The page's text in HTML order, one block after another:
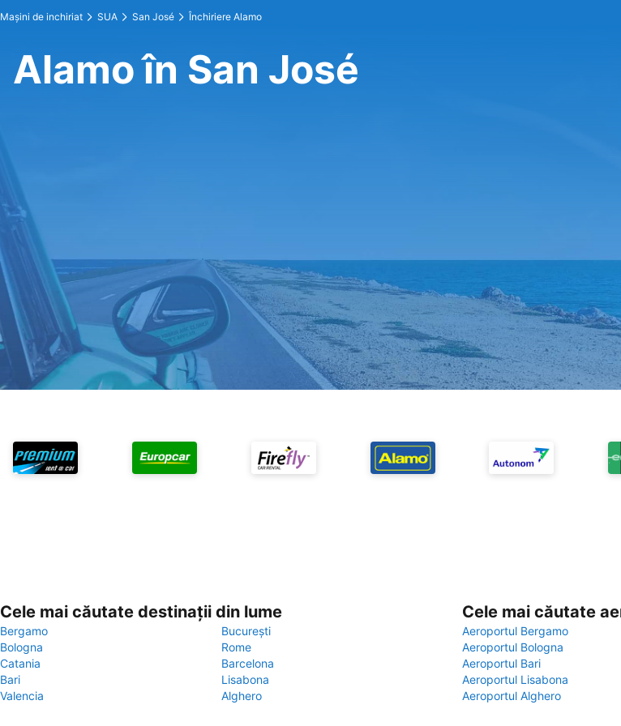
Maşini de inchiriat SUA San José Închiriere Alamo
Alamo în San José
Cele mai căutate destinații din lume
Bergamo
București
Bologna
Rome
Catania
Barcelona
Bari
Lisabona
Valencia
Alghero
Cele mai căutate
Aeroportul Bergamo
Aeroportul Bologna
Aeroportul Bari
Aeroportul Lisabona
Aeroportul Alghero